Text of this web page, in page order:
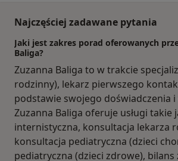
Najczęściej zadawane pytania
Jaki jest zakres porad oferowanych
Baliga?
Zuzanna Baliga to w trakcie
rodzinny), lekarz pierwszego
podstawie swojego doświadczenia i
Zuzanna Baliga oferuje usługi takie
internistyczna, konsultacja lekarza
konsultacja pediatryczna (dzieci
pediatryczna (dzieci zdrowe), bilans